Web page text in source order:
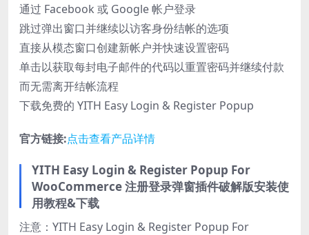
通过 Facebook 或 Google 帐户登录
跳过弹出窗口并继续以访客身份结帐的选项
直接从模态窗口创建新帐户并快速设置密码
单击以获取每封电子邮件的代码以重置密码并继续付款
而无需离开结帐流程
下载免费的 YITH Easy Login & Register Popup
官方链接:点击查看产品详情
YITH Easy Login & Register Popup For
WooCommerce 注册登录弹窗插件破解版安装使
用教程&下载
注意：YITH Easy Login & Register Popup For